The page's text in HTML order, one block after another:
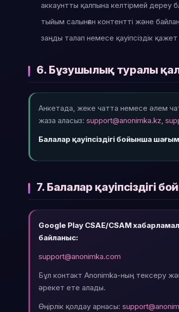
аккаунтты қалпына келтірмей дереу
тыйым салынған контентті және
заңды талап немесе қауіпсіздік
6. Бұзушылық туралы
Анкетада, жеке чатта немесе әлем
жаза аласыз: support@anonimka.kz,
Балалар қауіпсіздігі бойынша
7. Балалар қауіпсіздігі
Google Play CSAE/CSAM
байланыс:
support@anonimka.com
Бұл контакт Anonimka-ның тексеру
әрекет ете алады.
Өңірлік қолдау арнасы: